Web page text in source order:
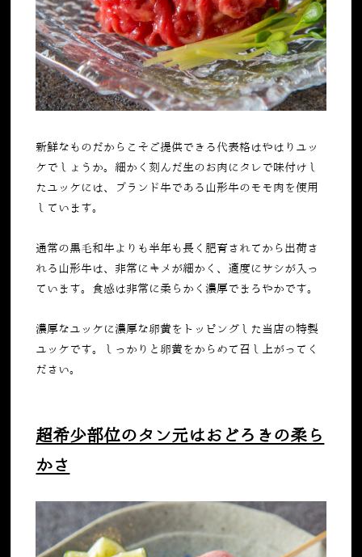
新鮮なものだからこそご提供できる代表格はやはりユッ
ケでしょうか。細かく刻んだ生のお肉にタレで味付けし
たユッケには、ブランド牛である山形牛のモモ肉を使用
しています。
通常の黒毛和牛よりも半年も長く肥育されてから出荷さ
れる山形牛は、非常にキメが細かく、適度にサシが入っ
ています。食感は非常に柔らかく濃厚でまろやかです。
濃厚なユッケに濃厚な卵黄をトッピングした当店の特製
ユッケです。しっかりと卵黄をからめて召し上がってく
ださい。
超希少部位のタン元はおどろきの柔ら
かさ